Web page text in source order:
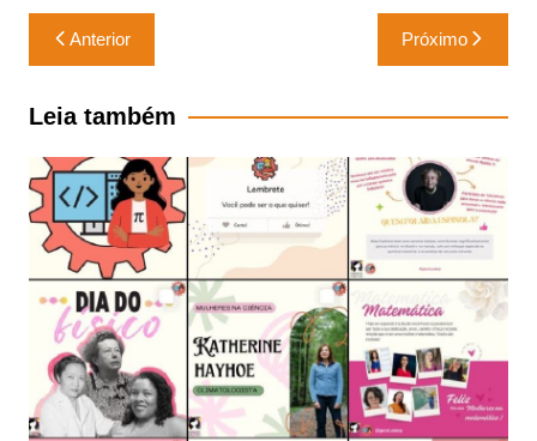
Navegação
de
Post
Anterior Próximo
Leia também